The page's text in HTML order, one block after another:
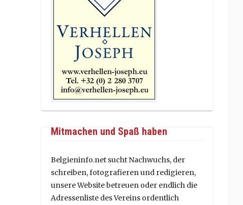
Mitmachen und Spaß haben
Belgieninfo.net sucht Nachwuchs, der
schreiben, fotografieren und redigieren,
unsere Website betreuen oder endlich die
Adressenliste des Vereins ordentlich